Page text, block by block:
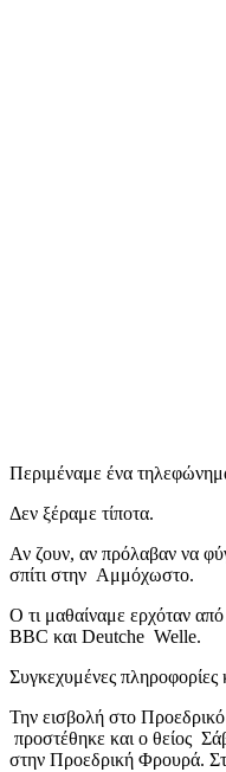
Περιμέναμε ένα
Δεν ξέραμε τίποτα.
Αν ζουν, αν πρόλαβαν να
σπίτι στην Αμμόχωστο.
Ο τι μαθαίναμε ερχόταν
BBC και Deutche Welle.
Συγκεχυμένες πληροφορίες
Την εισβολή στο
προστέθηκε και ο θείος
στην Προεδρική Φρουρά.